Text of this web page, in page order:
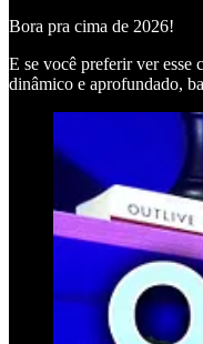
Bora pra cima de 2026!
E se você preferir ver esse
dinâmico e aprofundado,